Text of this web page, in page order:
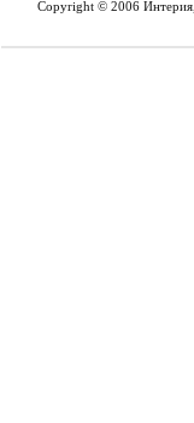
Copyright © 2006 Интерия,